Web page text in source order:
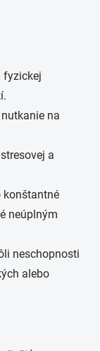
fyzickej
na
a
konštantné
neúplným
neschopnosti
alebo